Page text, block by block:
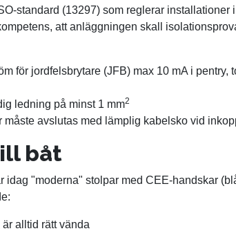
standard (13297) som reglerar installationer
att anläggningen skall
för jordfelsbrytare (JFB) max 10 mA i pentry,
ledning på minst 1 mm2
måste avslutas med lämplig kabelsko vid
båt
idag "moderna" stolpar med CEE-handskar
alltid rätt vända